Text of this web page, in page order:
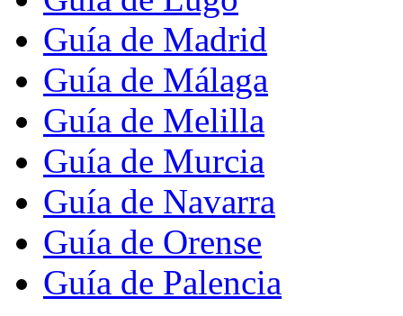
Guía de Madrid
Guía de Málaga
Guía de Melilla
Guía de Murcia
Guía de Navarra
Guía de Orense
Guía de Palencia